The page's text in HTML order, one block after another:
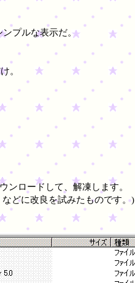
ンプルな表示だ。
。
ンロードして、解凍します。
などに改良を試みたものです。)